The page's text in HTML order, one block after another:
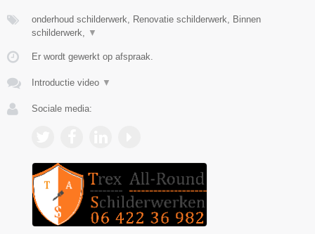
onderhoud schilderwerk, Renovatie schilderwerk, Binnen
schilderwerk, ▼
Er wordt gewerkt op afspraak.
Introductie video ▼
Sociale media: